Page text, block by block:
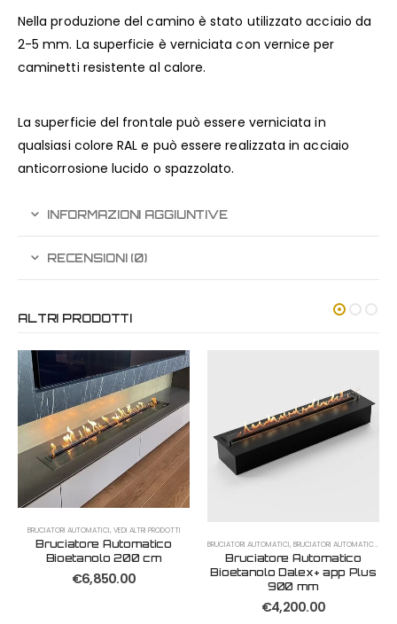
Nella produzione del camino è stato utilizzato acciaio da
2-5 mm. La superficie è verniciata con vernice per
caminetti resistente al calore.
La superficie del frontale può essere verniciata in
qualsiasi colore RAL e può essere realizzata in acciaio
anticorrosione lucido o spazzolato.
INFORMAZIONI AGGIUNTIVE
RECENSIONI (0)
ALTRI PRODOTTI
BRUCIATORI AUTOMATICI, VEDI ALTRI PRODOTTI
Bruciatore Automatico
Bioetanolo 200 cm
€6,850.00
BRUCIATORI AUTOMATICI, BRUCIATORI AUTOMATICI PLUS
Bruciatore Automatico
Bioetanolo Dalex+ app Plus
900 mm
€4,200.00